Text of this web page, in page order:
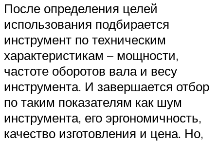
После определения целей
использования подбирается
инструмент по техническим
характеристикам – мощности,
частоте оборотов вала и весу
инструмента. И завершается отбор
по таким показателям как шум
инструмента, его эргономичность,
качество изготовления и цена. Но,